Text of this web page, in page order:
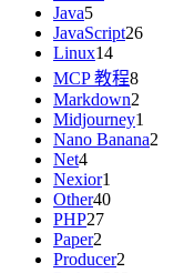
Java5
JavaScript26
Linux14
MCP 教程8
Markdown2
Midjourney1
Nano Banana2
Net4
Nexior1
Other40
PHP27
Paper2
Producer2